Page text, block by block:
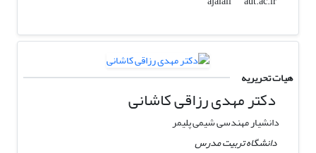
هیات تحریریه
دکتر مهدی رزاقی کاشانی
دانشیار مهندسی شیمی پلیمر
دانشگاه تربیت مدرس